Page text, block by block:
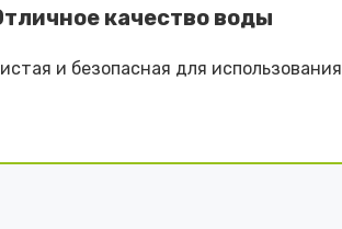
качество воды
и безопасная для использования